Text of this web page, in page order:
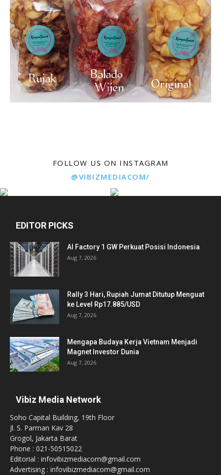
FOLLOW US ON INSTAGRAM
@VIBIZMEDIACOM/
EDITOR PICKS
AI Factory 1 GW Perkuat Posisi Indonesia
Aug 7, 2026
Rally 3 Hari, Rupiah Jumat Ditutup Menguat
ke Level Rp17.885/USD
Aug 7, 2026
Mengapa Budaya Kerja Vietnam Menjadi
Magnet Investor Dunia
Aug 7, 2026
Vibiz Media Network
Soho Capital Building, 19th Floor
Jl. S. Parman Kav 28
Grogol, Jakarta Barat
Phone : 021-50515022
Editorial : infovibizmediacom@gmail.com
Advertising : infovibizmediacom@gmail.com